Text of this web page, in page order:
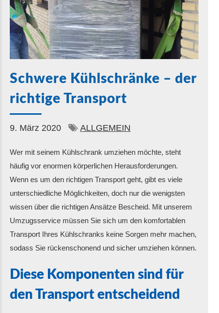
Schwere Kühlschränke – der
richtige Transport
9. März 2020 ALLGEMEIN
Wer mit seinem Kühlschrank umziehen möchte, steht
häufig vor enormen körperlichen Herausforderungen.
Wenn es um den richtigen Transport geht, gibt es viele
unterschiedliche Möglichkeiten, doch nur die wenigsten
wissen über die richtigen Ansätze Bescheid. Mit unserem
Umzugsservice müssen Sie sich um den komfortablen
Transport Ihres Kühlschranks keine Sorgen mehr machen,
sodass Sie rückenschonend und sicher umziehen können.
Diese Komponenten sind für
den Transport entscheidend